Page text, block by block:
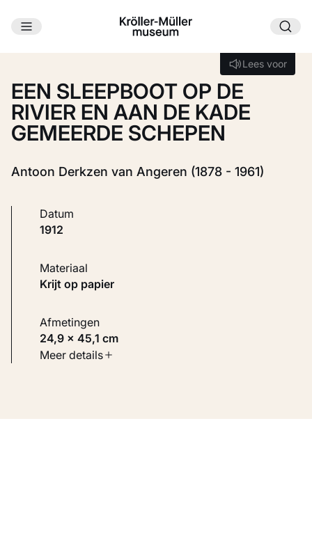
Ga naar hoofdinhoud
Lees voor
Lees voor
EEN SLEEPBOOT OP DE
RIVIER EN AAN DE KADE
GEMEERDE SCHEPEN
Antoon Derkzen van Angeren (1878 - 1961)
Datum
1912
Materiaal
Krijt op papier
Afmetingen
24,9 × 45,1 cm
Soort werk
Meer details